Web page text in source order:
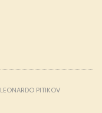
LEONARDO PITIKOV